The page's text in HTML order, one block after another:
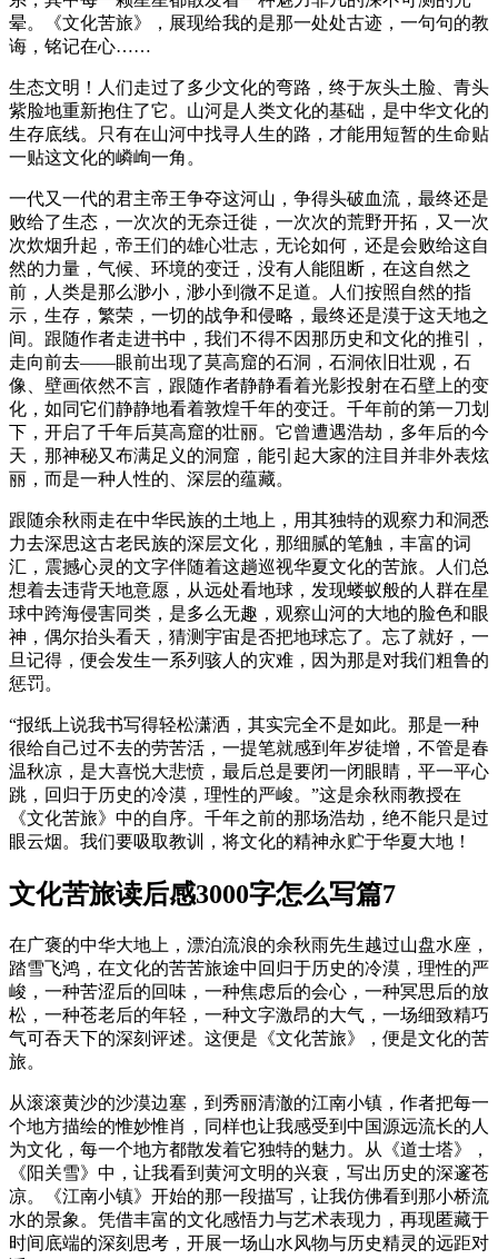
晕。《文化苦旅》，展现给我的是那一处处古迹，一句句的教
诲，铭记在心……
生态文明！人们走过了多少文化的弯路，终于灰头土脸、青头
紫脸地重新抱住了它。山河是人类文化的基础，是中华文化的
生存底线。只有在山河中找寻人生的路，才能用短暂的生命贴
一贴这文化的嶙峋一角。
一代又一代的君主帝王争夺这河山，争得头破血流，最终还是
败给了生态，一次次的无奈迁徙，一次次的荒野开拓，又一次
次炊烟升起，帝王们的雄心壮志，无论如何，还是会败给这自
然的力量，气候、环境的变迁，没有人能阻断，在这自然之
前，人类是那么渺小，渺小到微不足道。人们按照自然的指
示，生存，繁荣，一切的战争和侵略，最终还是漠于这天地之
间。跟随作者走进书中，我们不得不因那历史和文化的推引，
走向前去——眼前出现了莫高窟的石洞，石洞依旧壮观，石
像、壁画依然不言，跟随作者静静看着光影投射在石壁上的变
化，如同它们静静地看着敦煌千年的变迁。千年前的第一刀划
下，开启了千年后莫高窟的壮丽。它曾遭遇浩劫，多年后的今
天，那神秘又布满足义的洞窟，能引起大家的注目并非外表炫
丽，而是一种人性的、深层的蕴藏。
跟随余秋雨走在中华民族的土地上，用其独特的观察力和洞悉
力去深思这古老民族的深层文化，那细腻的笔触，丰富的词
汇，震撼心灵的文字伴随着这趟巡视华夏文化的苦旅。人们总
想着去违背天地意愿，从远处看地球，发现蝼蚁般的人群在星
球中跨海侵害同类，是多么无趣，观察山河的大地的脸色和眼
神，偶尔抬头看天，猜测宇宙是否把地球忘了。忘了就好，一
旦记得，便会发生一系列骇人的灾难，因为那是对我们粗鲁的
惩罚。
“报纸上说我书写得轻松潇洒，其实完全不是如此。那是一种
很给自己过不去的劳苦活，一提笔就感到年岁徒增，不管是春
温秋凉，是大喜悦大悲愤，最后总是要闭一闭眼睛，平一平心
跳，回归于历史的冷漠，理性的严峻。”这是余秋雨教授在
《文化苦旅》中的自序。千年之前的那场浩劫，绝不能只是过
眼云烟。我们要吸取教训，将文化的精神永贮于华夏大地！
文化苦旅读后感3000字怎么写篇7
在广褒的中华大地上，漂泊流浪的余秋雨先生越过山盘水座，
踏雪飞鸿，在文化的苦苦旅途中回归于历史的冷漠，理性的严
峻，一种苦涩后的回味，一种焦虑后的会心，一种冥思后的放
松，一种苍老后的年轻，一种文字激昂的大气，一场细致精巧
气可吞天下的深刻评述。这便是《文化苦旅》，便是文化的苦
旅。
从滚滚黄沙的沙漠边塞，到秀丽清澈的江南小镇，作者把每一
个地方描绘的惟妙惟肖，同样也让我感受到中国源远流长的人
为文化，每一个地方都散发着它独特的魅力。从《道士塔》，
《阳关雪》中，让我看到黄河文明的兴衰，写出历史的深邃苍
凉。《江南小镇》开始的那一段描写，让我仿佛看到那小桥流
水的景象。凭借丰富的文化感悟力与艺术表现力，再现匿藏于
时间底端的深刻思考，开展一场山水风物与历史精灵的远距对